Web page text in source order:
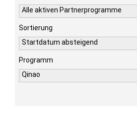
Alle aktiven Partnerprogramme
Sortierung
Startdatum absteigend
Programm
Qinao